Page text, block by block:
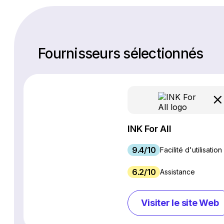
Fournisseurs sélectionnés
INK For All
9.4/10 Facilité d'utilisation
6.2/10 Assistance
Visiter le site Web